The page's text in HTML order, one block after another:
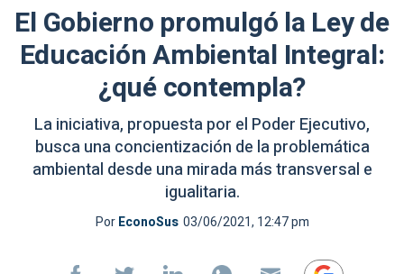
El Gobierno promulgó la Ley de
Educación Ambiental Integral:
¿qué contempla?
La iniciativa, propuesta por el Poder Ejecutivo,
busca una concientización de la problemática
ambiental desde una mirada más transversal e
igualitaria.
PorEconoSus 03/06/2021, 12:47 pm